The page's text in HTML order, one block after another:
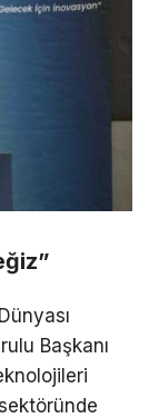
Başkanı